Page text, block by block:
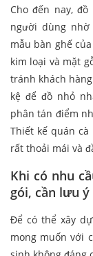
Cho đến nay,
người dùng
mẫu bàn ghế
kim loại và mặt
tránh khách
kệ để đồ nhỏ
phân tán điểm
Thiết kế quán
rất thoải mái và
Khi có nhu
gói, cần lưu ý
Để có thể xây
mong muốn với